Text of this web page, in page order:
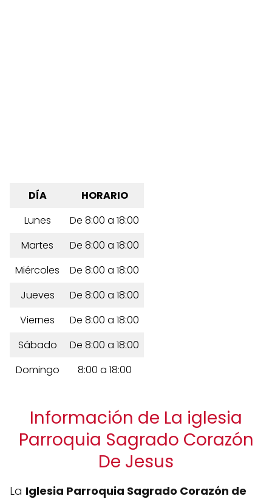
DÍA
HORARIO
Lunes
De 8:00 a 18:00
Martes
De 8:00 a 18:00
Miércoles
De 8:00 a 18:00
Jueves
De 8:00 a 18:00
Viernes
De 8:00 a 18:00
Sábado
De 8:00 a 18:00
Domingo
8:00 a 18:00
Información de La iglesia
Parroquia Sagrado Corazón
De Jesus
La Iglesia Parroquia Sagrado Corazón de